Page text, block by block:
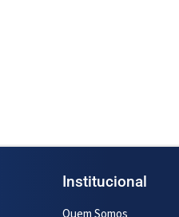
Institucional
Quem Somos